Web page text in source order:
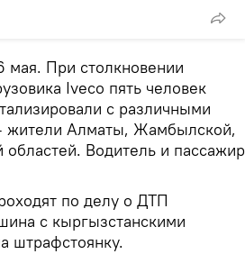
мая. При столкновении
Iveco пять человек
с различными
жители Алматы, Жамбылской,
Водитель и пассажир
по делу о ДТП
с кыргызстанскими
штрафстоянку.